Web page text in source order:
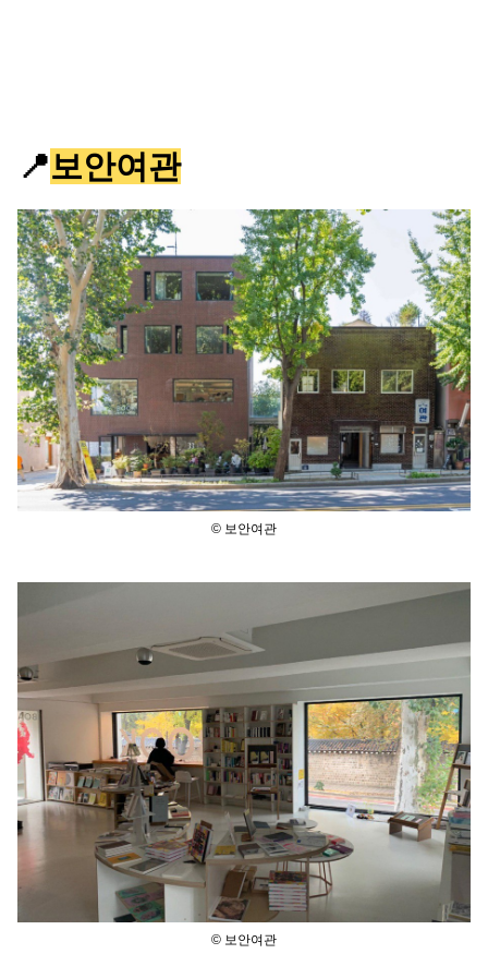
📍보안여관
© 보안여관
© 보안여관